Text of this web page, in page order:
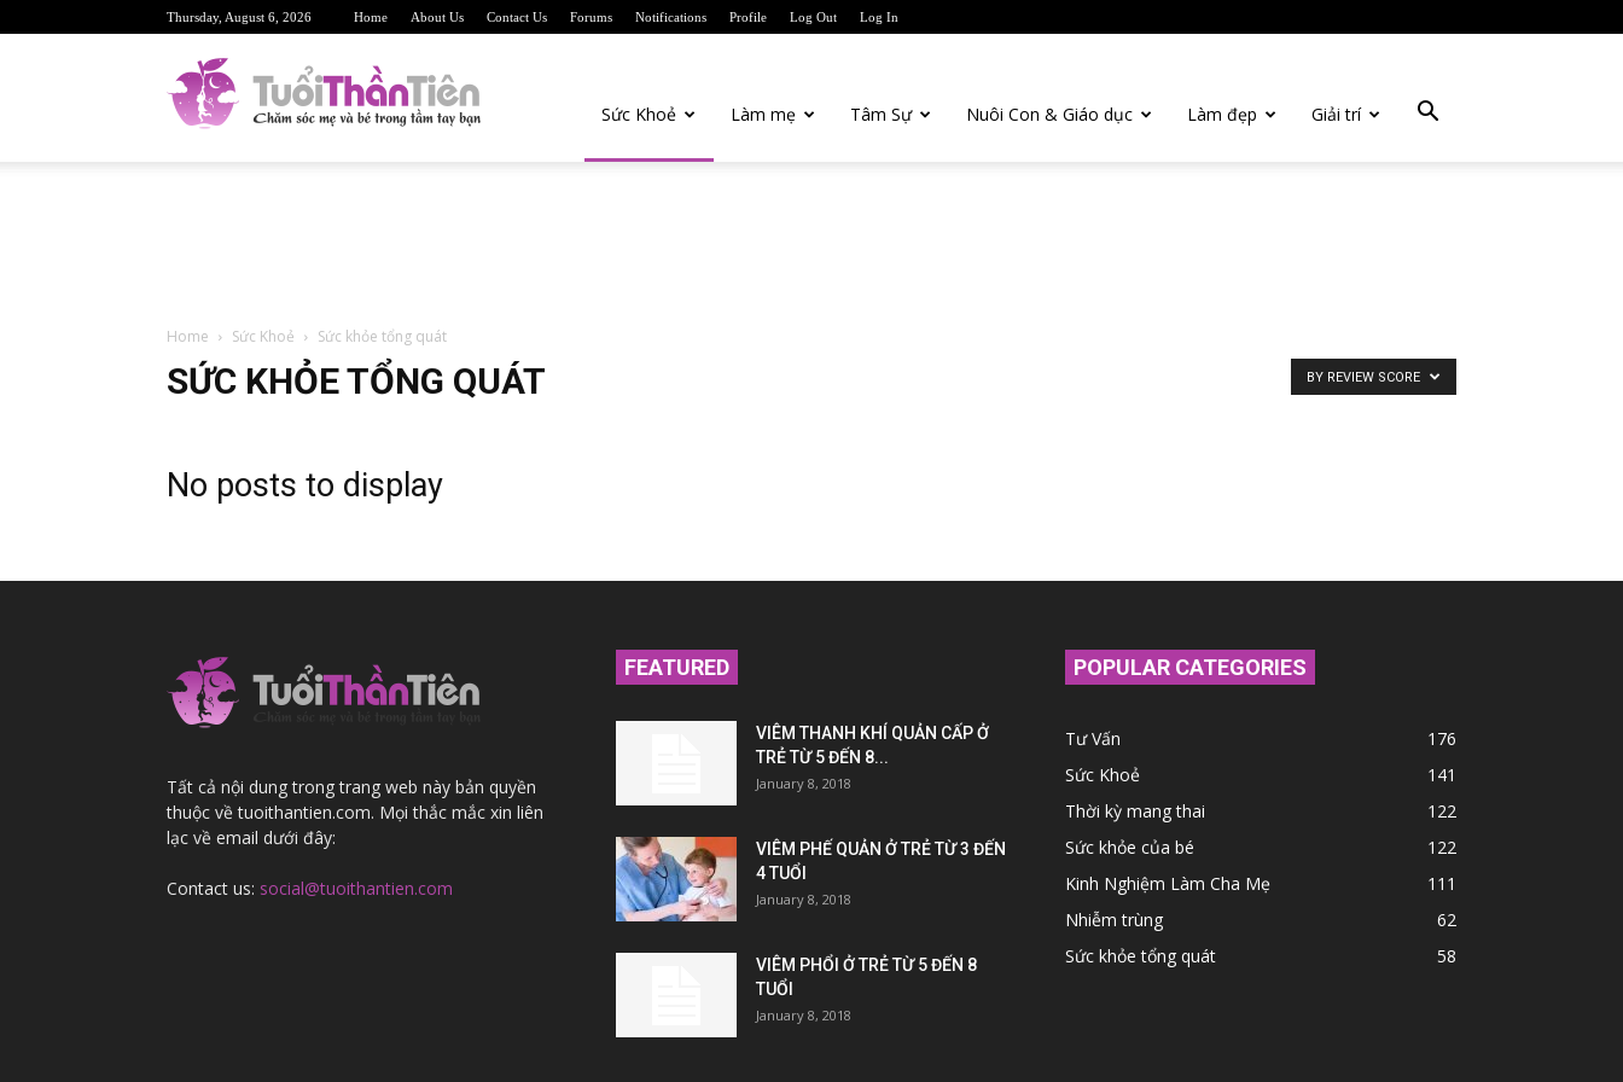
Thursday, August 6, 2026 Home About Us Contact Us Forums Notifications Profile Log Out Log In
Sức Khoẻ Làm mẹ Tâm Sự Nuôi Con & Giáo dục Làm đẹp Giải trí
Home Sức Khoẻ Sức khỏe tổng quát
SỨC KHỎE TỔNG QUÁT BY REVIEW SCORE
No posts to display
Tất cả nội dung trong trang web này bản quyền
thuộc về tuoithantien.com. Mọi thắc mắc xin liên
lạc về email dưới đây:
Contact us: social@tuoithantien.com
FEATURED
VIÊM THANH KHÍ QUẢN CẤP Ở
TRẺ TỪ 5 ĐẾN 8...
January 8, 2018
VIÊM PHẾ QUẢN Ở TRẺ TỪ 3 ĐẾN
4 TUỔI
January 8, 2018
VIÊM PHỔI Ở TRẺ TỪ 5 ĐẾN 8
TUỔI
January 8, 2018
POPULAR CATEGORIES
Tư Vấn
176
Sức Khoẻ
141
Thời kỳ mang thai
122
Sức khỏe của bé
122
Kinh Nghiệm Làm Cha Mẹ
111
Nhiễm trùng
62
Sức khỏe tổng quát
58